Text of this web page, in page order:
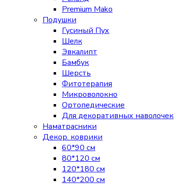
Premium Mako
Подушки
Гусиный Пух
Шелк
Эвкалипт
Бамбук
Шерсть
Фитотерапия
Микроволокно
Ортопедические
Для декоративных наволочек
Наматрасники
Декор. коврики
60*90 см
80*120 см
120*180 см
140*200 см